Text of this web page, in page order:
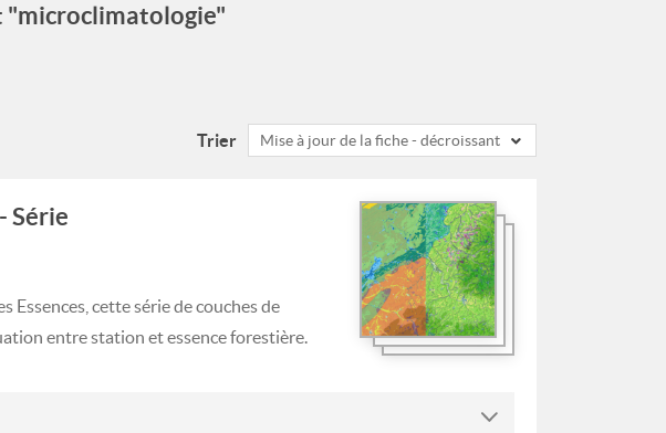
"microclimatologie"
Trier Mise à jour de la fiche - décroissant
Série
Essences, cette série de couches de
entre station et essence forestière.